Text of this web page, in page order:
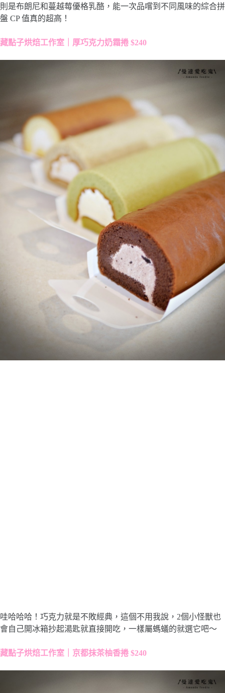
則是布朗尼和蔓越莓優格乳酪，能一次品嚐到不同風味的綜合拼
盤 CP 值真的超高！
藏點子烘焙工作室｜厚巧克力奶霜捲 $240
哇哈哈哈！巧克力就是不敗經典，這個不用我說，2個小怪獸也
會自己開冰箱抄起湯匙就直接開吃，一樣屬螞蟻的就選它吧～
藏點子烘焙工作室｜京都抹茶柚香捲 $240